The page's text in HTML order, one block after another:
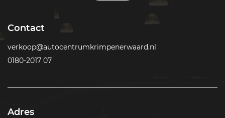
Contact
verkoop@autocentrumkrimpenerwaard.nl
0180-2017 07
Adres